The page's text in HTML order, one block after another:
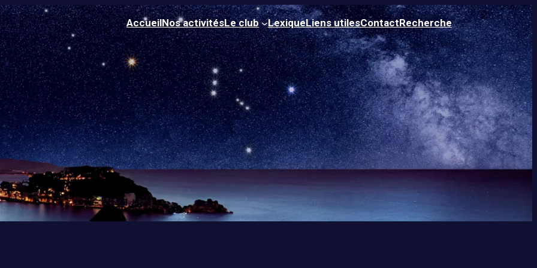
AccueilNos activitésLe club LexiqueLiens utilesContactRecherche